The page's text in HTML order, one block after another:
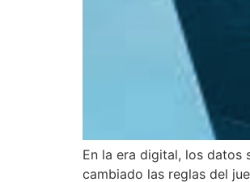
En la era digital, los datos
cambiado las reglas del